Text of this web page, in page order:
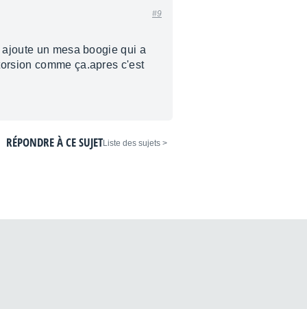
#9
un mesa boogie qui a
comme ça.apres c'est
< Liste des sujets
RÉPONDRE À CE SUJET